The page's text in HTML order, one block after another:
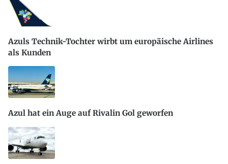
Azuls Technik-Tochter wirbt um europäische Airlines
als Kunden
Azul hat ein Auge auf Rivalin Gol geworfen